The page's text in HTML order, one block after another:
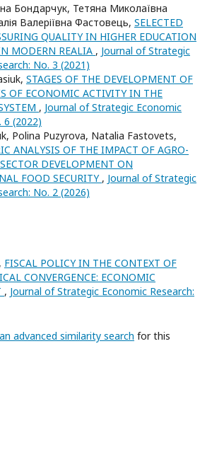
Бондарчук, Тетяна Миколаївна
Валеріївна Фастовець, SELECTED
QUALITY IN HIGHER EDUCATION
MODERN REALIA , Journal of Strategic
No. 3 (2021)
STAGES OF THE DEVELOPMENT OF
OF ECONOMIC ACTIVITY IN THE
, Journal of Strategic Economic
6 (2022)
Polina Puzyrova, Natalia Fastovets,
ANALYSIS OF THE IMPACT OF AGRO-
DEVELOPMENT ON
FOOD SECURITY , Journal of Strategic
No. 2 (2026)
FISCAL POLICY IN THE CONTEXT OF
CONVERGENCE: ECONOMIC
, Journal of Strategic Economic Research:
advanced similarity search for this